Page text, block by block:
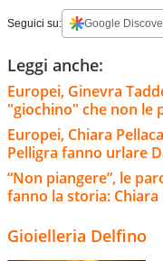
Seguici su: Google
Leggi anche:
Europei, Ginevra
"giochino" che non le
Europei, Chiara
Pelligra fanno urlare
“Non piangere”, le
fanno la storia:
Gioielleria Delfino